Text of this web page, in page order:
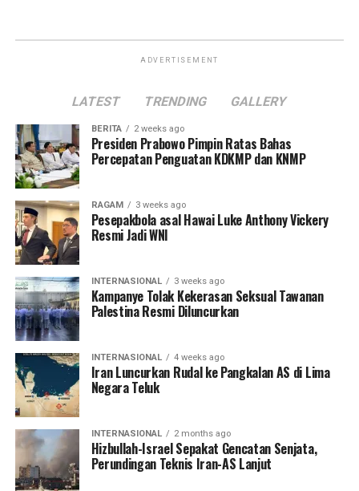
ADVERTISEMENT
LATEST TRENDING GALLERY
BERITA 2 weeks ago
Presiden Prabowo Pimpin Ratas Bahas
Percepatan Penguatan KDKMP dan KNMP
RAGAM 3 weeks ago
Pesepakbola asal Hawai Luke Anthony Vickery
Resmi Jadi WNI
INTERNASIONAL 3 weeks ago
Kampanye Tolak Kekerasan Seksual Tawanan
Palestina Resmi Diluncurkan
INTERNASIONAL 4 weeks ago
Iran Luncurkan Rudal ke Pangkalan AS di Lima
Negara Teluk
INTERNASIONAL 2 months ago
Hizbullah-Israel Sepakat Gencatan Senjata,
Perundingan Teknis Iran-AS Lanjut